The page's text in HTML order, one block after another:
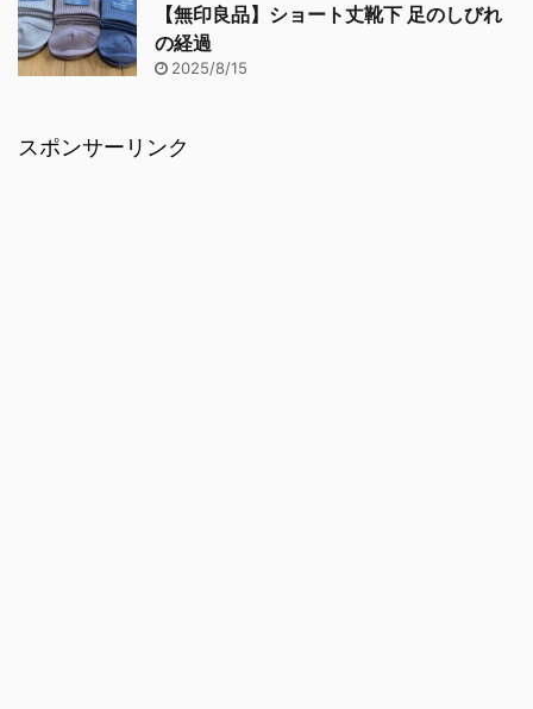
【無印良品】ショート丈靴下 足のしびれ
の経過
2025/8/15
スポンサーリンク